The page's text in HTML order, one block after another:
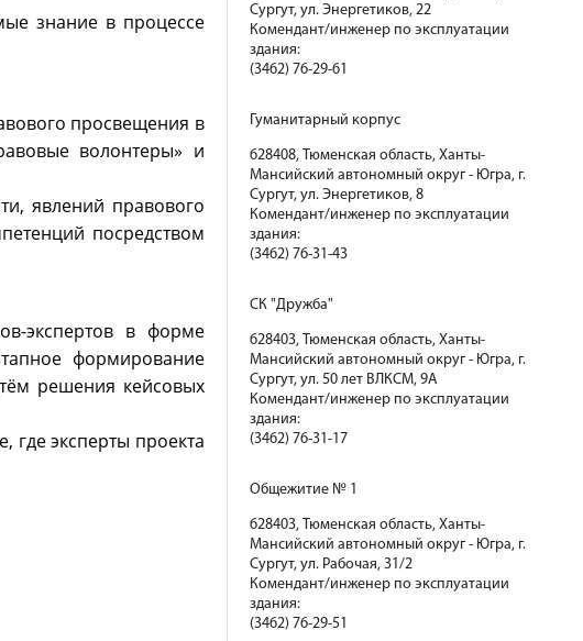
знание в процессе
просвещения в
волонтеры» и
явлений правового
посредством
экспертов в форме
формирование
решения кейсовых
эксперты проекта
Сургут, ул. Энергетиков, 22
Комендант/инженер по эксплуатации
здания:
(3462) 76-29-61
Гуманитарный корпус
628408, Тюменская область, Ханты-
Мансийский автономный округ - Югра, г.
Сургут, ул. Энергетиков, 8
Комендант/инженер по эксплуатации
здания:
(3462) 76-31-43
СК "Дружба"
628403, Тюменская область, Ханты-
Мансийский автономный округ - Югра, г.
Сургут, ул. 50 лет ВЛКСМ, 9А
Комендант/инженер по эксплуатации
здания:
(3462) 76-31-17
Общежитие № 1
628403, Тюменская область, Ханты-
Мансийский автономный округ - Югра, г.
Сургут, ул. Рабочая, 31/2
Комендант/инженер по эксплуатации
здания:
(3462) 76-29-51